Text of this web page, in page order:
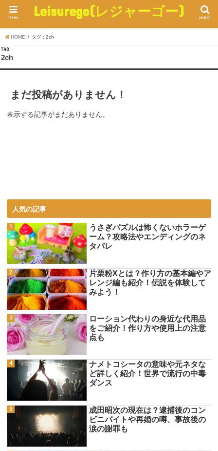
Leisurego(レジャーゴー) search
menu
HOME タグ : 2ch
TAG
2ch
まだ投稿がありません！
表示する記事がまだありません。
人気の記事
うさぎパズルは怖くないホラーゲ
ーム？攻略法やエンディングのネ
タバレ
片栗粉Xとは？作り方の基本編やア
レンジ編も紹介！伝説を体験して
みよう！
ローション代わりの身近な代用品
をご紹介！作り方や使用上の注意
点も
ナメトコシータの意味や元ネタな
ど詳しく紹介！世界で流行の中毒
ダンス
成田昭次の現在は？逮捕後のコン
ビニバイトや再婚の噂、事故後の
涙の謝罪も